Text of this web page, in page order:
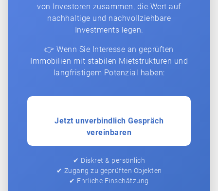
von Investoren zusammen, die Wert auf
nachhaltige und nachvollziehbare
Investments legen.
👉 Wenn Sie Interesse an geprüften
Immobilien mit stabilen Mietstrukturen und
langfristigem Potenzial haben:
Jetzt unverbindlich Gespräch
vereinbaren
✔ Diskret & persönlich
✔ Zugang zu geprüften Objekten
✔ Ehrliche Einschätzung